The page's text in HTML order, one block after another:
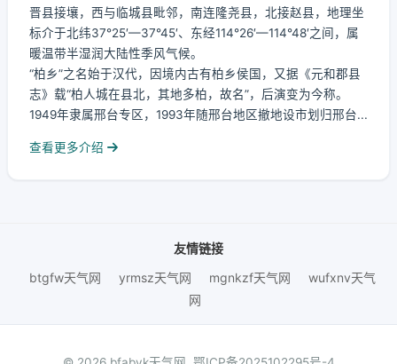
晋县接壤，西与临城县毗邻，南连隆尧县，北接赵县，地理坐
标介于北纬37°25′—37°45′、东经114°26′—114°48′之间，属
暖温带半湿润大陆性季风气候。
“柏乡”之名始于汉代，因境内古有柏乡侯国，又据《元和郡县
志》载“柏人城在县北，其地多柏，故名”，后演变为今称。
1949年隶属邢台专区，1993年随邢台地区撤地设市划归邢台...
查看更多介绍
友情链接
btgfw天气网
yrmsz天气网 mgnkzf天气网
wufxnv天气
网